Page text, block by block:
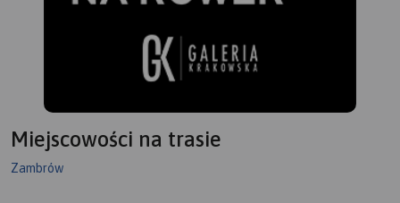
Miejscowości na trasie
Zambrów